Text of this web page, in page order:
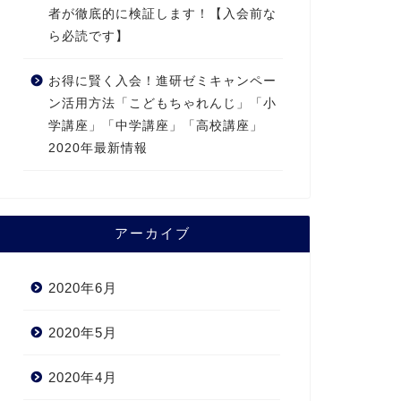
者が徹底的に検証します！【入会前な
ら必読です】
お得に賢く入会！進研ゼミキャンペー
ン活用方法「こどもちゃれんじ」「小
学講座」「中学講座」「高校講座」
2020年最新情報
アーカイブ
2020年6月
2020年5月
2020年4月